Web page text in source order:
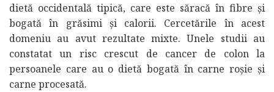
dietă occidentală tipică, care este săracă în fibre și
bogată în grăsimi și calorii. Cercetările în acest
domeniu au avut rezultate mixte. Unele studii au
constatat un risc crescut de cancer de colon la
persoanele care au o dietă bogată în carne roșie și
carne procesată.